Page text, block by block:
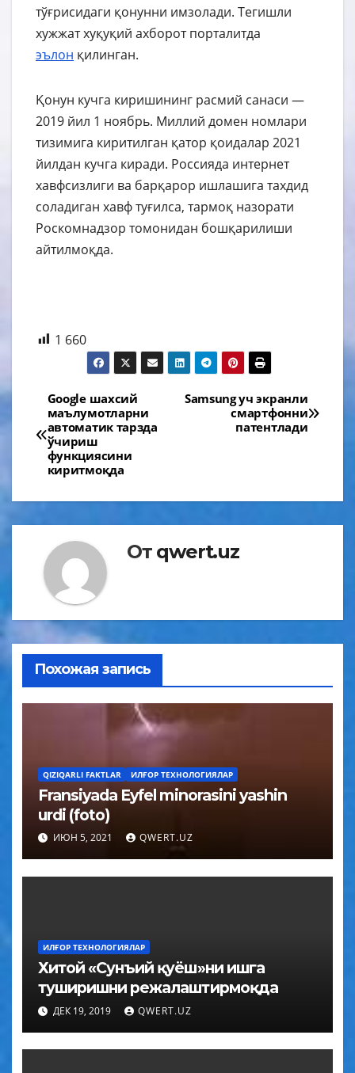
тўғрисидаги қонунни имзолади. Тегишли
хужжат хуқуқий ахборот порталитда
эълон қилинган.
Қонун кучга киришининг расмий санаси —
2019 йил 1 ноябрь. Миллий домен номлари
тизимига киритилган қатор қоидалар 2021
йилдан кучга киради. Россияда интернет
хавфсизлиги ва барқарор ишлашига тахдид
соладиган хавф туғилса, тармоқ назорати
Роскомнадзор томонидан бошқарилиши
айтилмоқда.
1 660
Навигация
по
записям
Samsung уч экранли
смартфонни
патентлади
Google шахсий
маълумотларни
автоматик тарзда
ўчириш
функциясини
киритмоқда
От qwert.uz
Похожая запись
QIZIQARLI FAKTLAR ИЛҒОР ТЕХНОЛОГИЯЛАР
Fransiyada Eyfel minorasini yashin
urdi (foto)
ИЮН 5, 2021 QWERT.UZ
ИЛҒОР ТЕХНОЛОГИЯЛАР
Хитой «Сунъий қуёш»ни ишга
туширишни режалаштирмоқда
ДЕК 19, 2019 QWERT.UZ